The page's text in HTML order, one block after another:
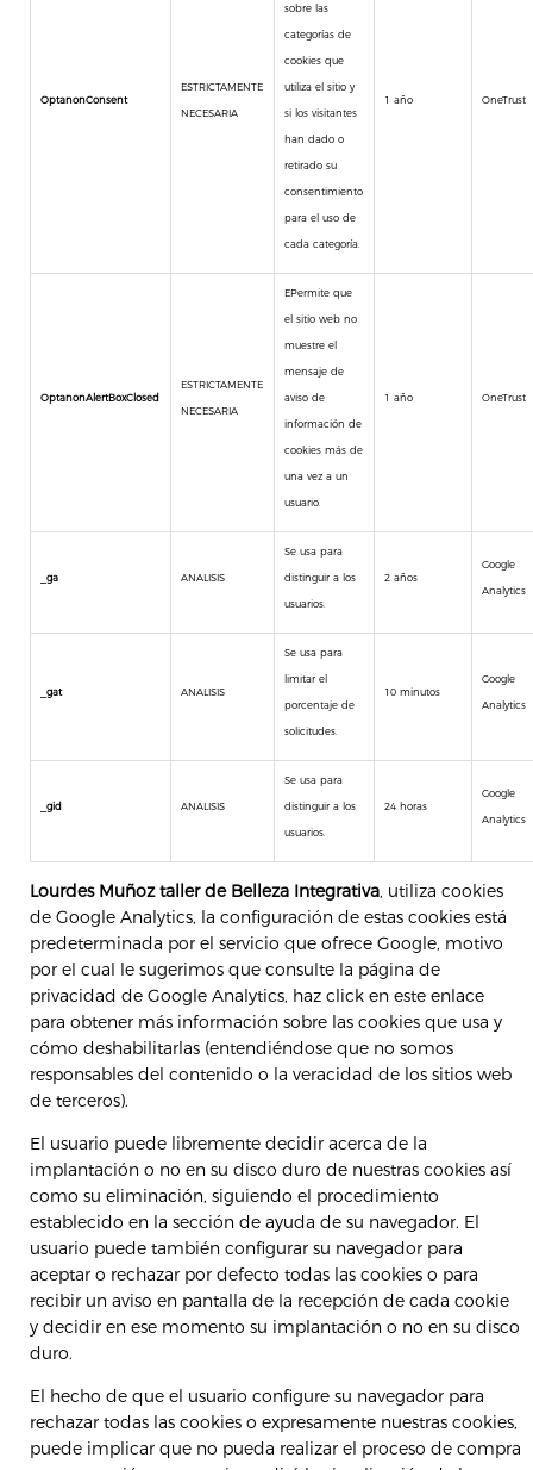
OptanonConsent
ESTRICTAMENTE
NECESARIA
sobre las
categorías de
cookies que
utiliza el sitio y
si los visitantes
han dado o
retirado su
consentimiento
para el uso de
cada categoría.
1 año OneTrust
OptanonAlertBoxClosed
ESTRICTAMENTE
NECESARIA
EPermite que
el sitio web no
muestre el
mensaje de
aviso de
información de
cookies más de
una vez a un
usuario.
1 año OneTrust
_ga ANALISIS
Se usa para
distinguir a los
usuarios.
2 años
Google
Analytics
_gat ANALISIS
Se usa para
limitar el
porcentaje de
solicitudes.
10 minutos
Google
Analytics
_gid ANALISIS
Se usa para
distinguir a los
usuarios.
24 horas
Google
Analytics
Lourdes Muñoztaller de Belleza Integrativa, utiliza cookies
de Google Analytics, la configuración de estas cookies está
predeterminada por el servicio que ofrece Google, motivo
por el cual le sugerimos que consulte la página de
privacidad de Google Analytics, haz click en este enlace
para obtener más información sobre las cookies que usa y
cómo deshabilitarlas (entendiéndose que no somos
responsables del contenido o la veracidad de los sitios web
de terceros).
El usuario puede libremente decidir acerca de la
implantación o no en su disco duro de nuestras cookies así
como su eliminación, siguiendo el procedimiento
establecido en la sección de ayuda de su navegador. El
usuario puede también configurar su navegador para
aceptar o rechazar por defecto todas las cookies o para
recibir un aviso en pantalla de la recepción de cada cookie
y decidir en ese momento su implantación o no en su disco
duro.
El hecho de que el usuario configure su navegador para
rechazar todas las cookies o expresamente nuestras cookies,
puede implicar que no pueda realizar el proceso de compra